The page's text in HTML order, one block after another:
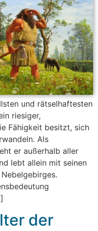
und rätselhaftesten
riesiger,
Fähigkeit besitzt, sich
Als
er außerhalb aller
lebt allein mit seinen
der